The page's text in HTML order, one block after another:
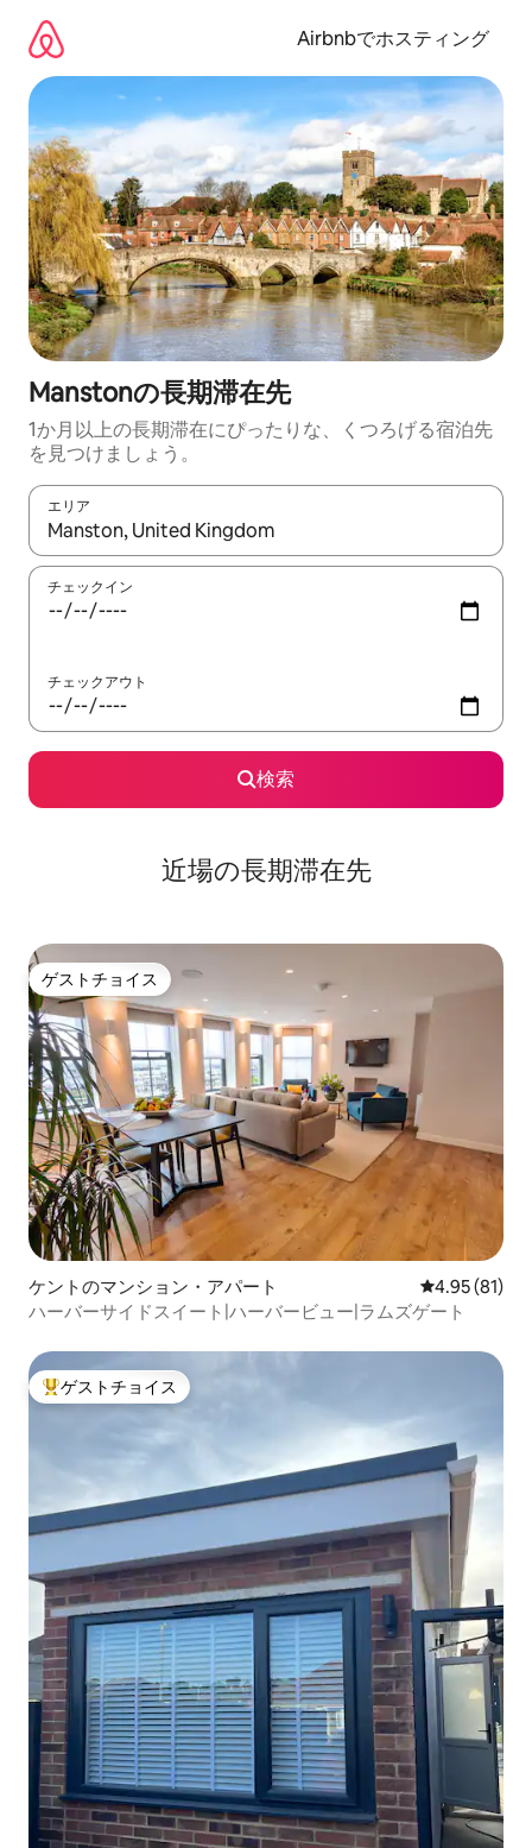
Airbnbでホスティング
Manstonの長期滞在先
1か月以上の長期滞在にぴったりな、くつろげる宿泊先
を見つけましょう。
エリア
検索結果が表示されたら、上下の矢印キーを使って移動するか
チェックイン
チェックアウト
検索
近場の長期滞在先
ゲストチョイス
ゲストチョイス
ケントのマンション・アパート レビュー81
4.95 (81)
ハーバーサイドスイート|ハーバービュー|ラムズゲート
大好評のゲストチョイスです。
ゲストチョイス